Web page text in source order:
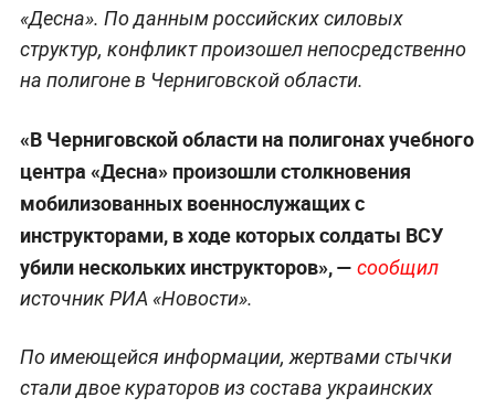
«Десна». По данным российских силовых
структур, конфликт произошел непосредственно
на полигоне в Черниговской области.
«В Черниговской области на полигонах учебного
центра «Десна» произошли столкновения
мобилизованных военнослужащих с
инструкторами, в ходе которых солдаты ВСУ
убили нескольких инструкторов», — сообщил
источник РИА «Новости».
По имеющейся информации, жертвами стычки
стали двое кураторов из состава украинских